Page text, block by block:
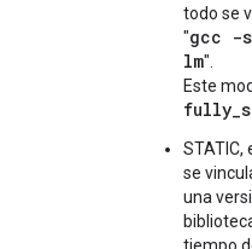
todo se
"gcc -
lm".
Este
STATIC,
se
una